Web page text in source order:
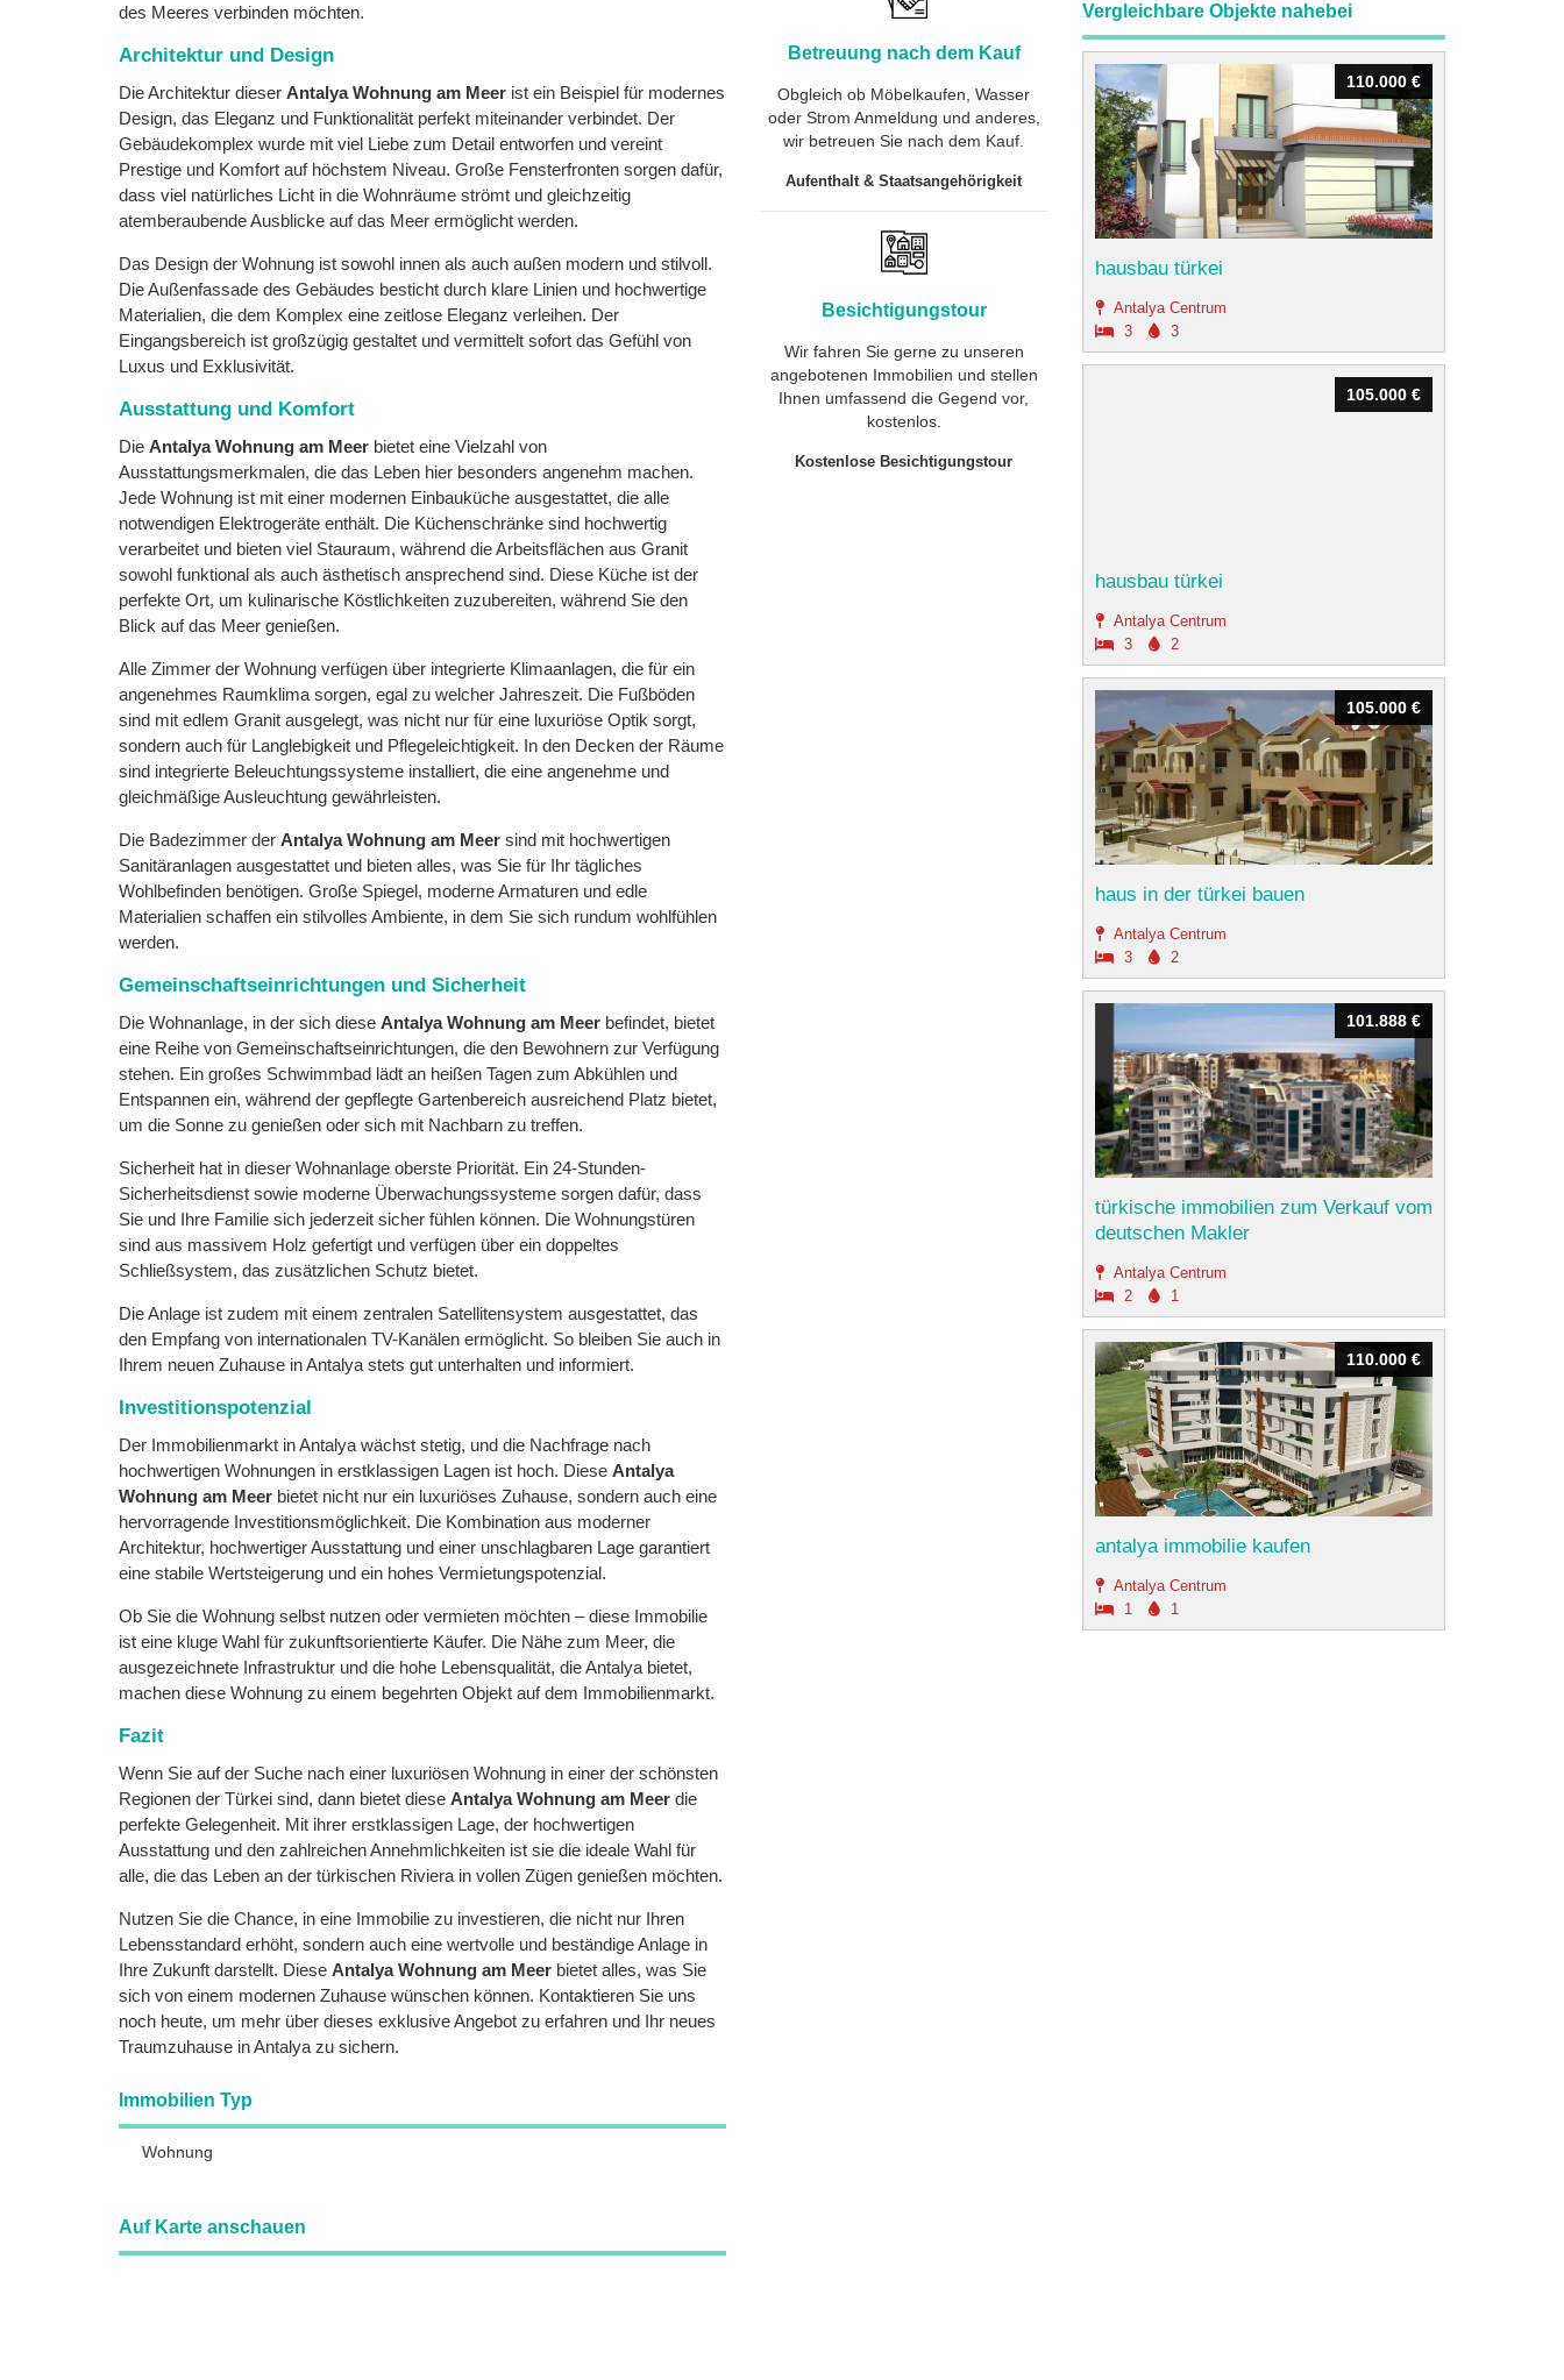
des Meeres verbinden möchten.
Architektur und Design
Die Architektur dieser Antalya Wohnung am Meer ist ein Beispiel für modernes
Design, das Eleganz und Funktionalität perfekt miteinander verbindet. Der
Gebäudekomplex wurde mit viel Liebe zum Detail entworfen und vereint
Prestige und Komfort auf höchstem Niveau. Große Fensterfronten sorgen dafür,
dass viel natürliches Licht in die Wohnräume strömt und gleichzeitig
atemberaubende Ausblicke auf das Meer ermöglicht werden.
Das Design der Wohnung ist sowohl innen als auch außen modern und stilvoll.
Die Außenfassade des Gebäudes besticht durch klare Linien und hochwertige
Materialien, die dem Komplex eine zeitlose Eleganz verleihen. Der
Eingangsbereich ist großzügig gestaltet und vermittelt sofort das Gefühl von
Luxus und Exklusivität.
Ausstattung und Komfort
Die Antalya Wohnung am Meer bietet eine Vielzahl von
Ausstattungsmerkmalen, die das Leben hier besonders angenehm machen.
Jede Wohnung ist mit einer modernen Einbauküche ausgestattet, die alle
notwendigen Elektrogeräte enthält. Die Küchenschränke sind hochwertig
verarbeitet und bieten viel Stauraum, während die Arbeitsflächen aus Granit
sowohl funktional als auch ästhetisch ansprechend sind. Diese Küche ist der
perfekte Ort, um kulinarische Köstlichkeiten zuzubereiten, während Sie den
Blick auf das Meer genießen.
Alle Zimmer der Wohnung verfügen über integrierte Klimaanlagen, die für ein
angenehmes Raumklima sorgen, egal zu welcher Jahreszeit. Die Fußböden
sind mit edlem Granit ausgelegt, was nicht nur für eine luxuriöse Optik sorgt,
sondern auch für Langlebigkeit und Pflegeleichtigkeit. In den Decken der Räume
sind integrierte Beleuchtungssysteme installiert, die eine angenehme und
gleichmäßige Ausleuchtung gewährleisten.
Die Badezimmer der Antalya Wohnung am Meer sind mit hochwertigen
Sanitäranlagen ausgestattet und bieten alles, was Sie für Ihr tägliches
Wohlbefinden benötigen. Große Spiegel, moderne Armaturen und edle
Materialien schaffen ein stilvolles Ambiente, in dem Sie sich rundum wohlfühlen
werden.
Gemeinschaftseinrichtungen und Sicherheit
Die Wohnanlage, in der sich diese Antalya Wohnung am Meer befindet, bietet
eine Reihe von Gemeinschaftseinrichtungen, die den Bewohnern zur Verfügung
stehen. Ein großes Schwimmbad lädt an heißen Tagen zum Abkühlen und
Entspannen ein, während der gepflegte Gartenbereich ausreichend Platz bietet,
um die Sonne zu genießen oder sich mit Nachbarn zu treffen.
Sicherheit hat in dieser Wohnanlage oberste Priorität. Ein 24-Stunden-
Sicherheitsdienst sowie moderne Überwachungssysteme sorgen dafür, dass
Sie und Ihre Familie sich jederzeit sicher fühlen können. Die Wohnungstüren
sind aus massivem Holz gefertigt und verfügen über ein doppeltes
Schließsystem, das zusätzlichen Schutz bietet.
Die Anlage ist zudem mit einem zentralen Satellitensystem ausgestattet, das
den Empfang von internationalen TV-Kanälen ermöglicht. So bleiben Sie auch in
Ihrem neuen Zuhause in Antalya stets gut unterhalten und informiert.
Investitionspotenzial
Der Immobilienmarkt in Antalya wächst stetig, und die Nachfrage nach
hochwertigen Wohnungen in erstklassigen Lagen ist hoch. Diese Antalya
Wohnung am Meer bietet nicht nur ein luxuriöses Zuhause, sondern auch eine
hervorragende Investitionsmöglichkeit. Die Kombination aus moderner
Architektur, hochwertiger Ausstattung und einer unschlagbaren Lage garantiert
eine stabile Wertsteigerung und ein hohes Vermietungspotenzial.
Ob Sie die Wohnung selbst nutzen oder vermieten möchten – diese Immobilie
ist eine kluge Wahl für zukunftsorientierte Käufer. Die Nähe zum Meer, die
ausgezeichnete Infrastruktur und die hohe Lebensqualität, die Antalya bietet,
machen diese Wohnung zu einem begehrten Objekt auf dem Immobilienmarkt.
Fazit
Wenn Sie auf der Suche nach einer luxuriösen Wohnung in einer der schönsten
Regionen der Türkei sind, dann bietet diese Antalya Wohnung am Meer die
perfekte Gelegenheit. Mit ihrer erstklassigen Lage, der hochwertigen
Ausstattung und den zahlreichen Annehmlichkeiten ist sie die ideale Wahl für
alle, die das Leben an der türkischen Riviera in vollen Zügen genießen möchten.
Nutzen Sie die Chance, in eine Immobilie zu investieren, die nicht nur Ihren
Lebensstandard erhöht, sondern auch eine wertvolle und beständige Anlage in
Ihre Zukunft darstellt. Diese Antalya Wohnung am Meer bietet alles, was Sie
sich von einem modernen Zuhause wünschen können. Kontaktieren Sie uns
noch heute, um mehr über dieses exklusive Angebot zu erfahren und Ihr neues
Traumzuhause in Antalya zu sichern.
Immobilien Typ
Wohnung
Auf Karte anschauen
Betreuung nach dem Kauf
Obgleich ob Möbelkaufen, Wasser
oder Strom Anmeldung und anderes,
wir betreuen Sie nach dem Kauf.
Aufenthalt & Staatsangehörigkeit
Besichtigungstour
Wir fahren Sie gerne zu unseren
angebotenen Immobilien und stellen
Ihnen umfassend die Gegend vor,
kostenlos.
Kostenlose Besichtigungstour
Vergleichbare Objekte nahebei
hausbau türkei
Antalya Centrum
3
3
110.000 €
110.000 €
hausbau türkei
Antalya Centrum
3
2
105.000 €
105.000 €
haus in der türkei bauen
Antalya Centrum
3
2
105.000 €
105.000 €
türkische immobilien zum Verkauf vom
deutschen Makler
Antalya Centrum
2
1
101.888 €
101.888 €
antalya immobilie kaufen
Antalya Centrum
1
1
110.000 €
110.000 €